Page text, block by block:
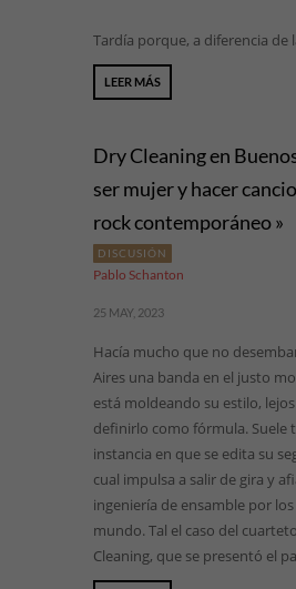
Tardía porque, a diferencia de
LEER MÁS
Dry Cleaning en
ser mujer y hacer
rock contemporáneo »
DISCUSIÓN
Pablo Schanton
25 MAY, 2023
Hacía mucho que no
Aires una banda en el justo
está moldeando su estilo,
definirlo como fórmula. Suele
instancia en que se edita su
cual impulsa a salir de gira y
ingeniería de ensamble por
mundo. Tal el caso del
Cleaning, que se presentó el